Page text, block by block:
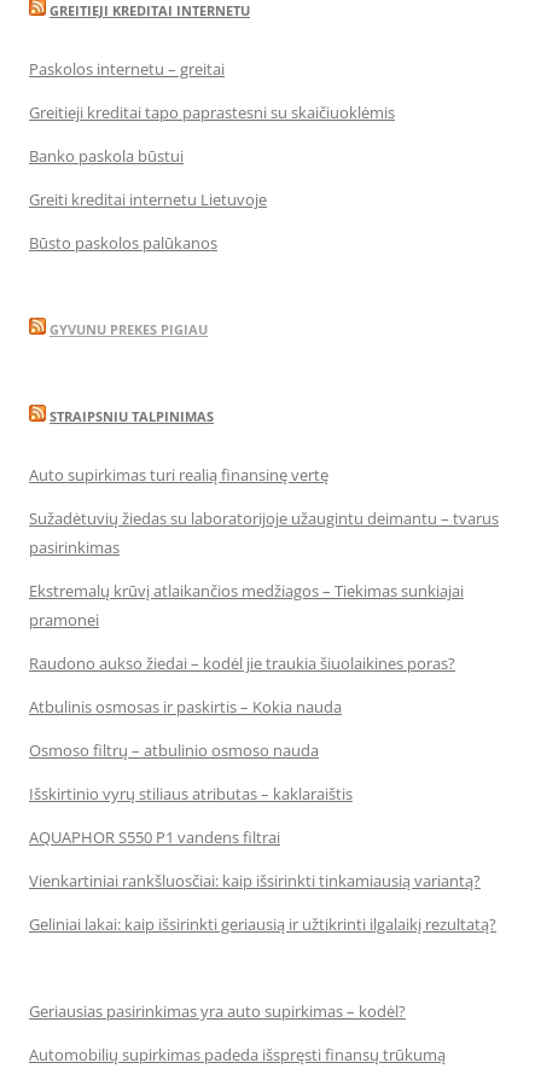
GREITIEJI KREDITAI INTERNETU
Paskolos internetu – greitai
Greitieji kreditai tapo paprastesni su skaičiuoklėmis
Banko paskola būstui
Greiti kreditai internetu Lietuvoje
Būsto paskolos palūkanos
GYVUNU PREKES PIGIAU
STRAIPSNIU TALPINIMAS
Auto supirkimas turi realią finansinę vertę
Sužadėtuvių žiedas su laboratorijoje užaugintu deimantu – tvarus
pasirinkimas
Ekstremalų krūvį atlaikančios medžiagos – Tiekimas sunkiajai
pramonei
Raudono aukso žiedai – kodėl jie traukia šiuolaikines poras?
Atbulinis osmosas ir paskirtis – Kokia nauda
Osmoso filtrų – atbulinio osmoso nauda
Išskirtinio vyrų stiliaus atributas – kaklaraištis
AQUAPHOR S550 P1 vandens filtrai
Vienkartiniai rankšluosčiai: kaip išsirinkti tinkamiausią variantą?
Geliniai lakai: kaip išsirinkti geriausią ir užtikrinti ilgalaikį rezultatą?
Geriausias pasirinkimas yra auto supirkimas – kodėl?
Automobilių supirkimas padeda išspręsti finansų trūkumą